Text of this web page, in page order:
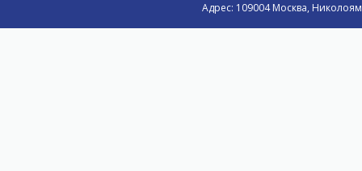
Адрес: 109004 Москва,